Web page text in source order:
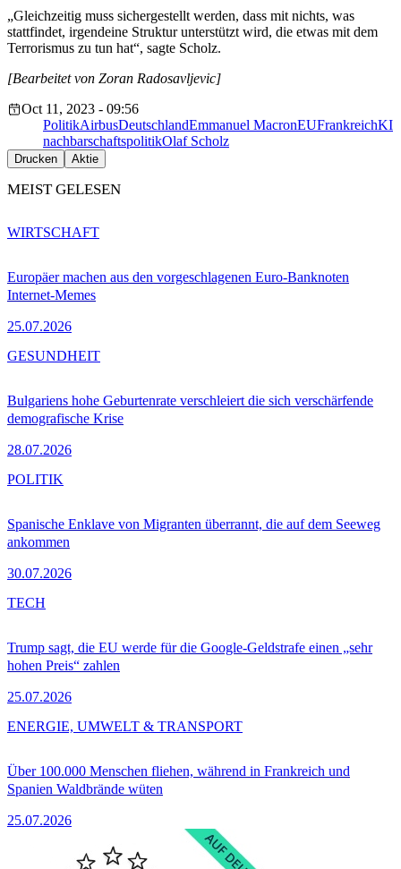
„Gleichzeitig muss sichergestellt werden, dass mit nichts, was
stattfindet, irgendeine Struktur unterstützt wird, die etwas mit dem
Terrorismus zu tun hat“, sagte Scholz.
[Bearbeitet von Zoran Radosavljevic]
Oct 11, 2023 - 09:56
PolitikAirbusDeutschlandEmmanuel MacronEUFrankreichKI
nachbarschaftspolitikOlaf Scholz
Drucken Aktie
MEIST GELESEN
Europäer machen aus den vorgeschlagenen Euro-Banknoten
Internet-Memes
25.07.2026
WIRTSCHAFT
Bulgariens hohe Geburtenrate verschleiert die sich verschärfende
demografische Krise
28.07.2026
GESUNDHEIT
Spanische Enklave von Migranten überrannt, die auf dem Seeweg
ankommen
30.07.2026
POLITIK
Trump sagt, die EU werde für die Google-Geldstrafe einen „sehr
hohen Preis“ zahlen
25.07.2026
TECH
Über 100.000 Menschen fliehen, während in Frankreich und
Spanien Waldbrände wüten
25.07.2026
ENERGIE, UMWELT & TRANSPORT